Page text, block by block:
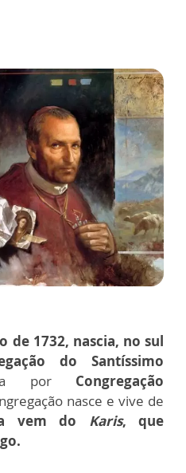
de 1732, nascia, no sul
do Santíssimo
por Congregação
nasce e vive de
vem do Karis, que